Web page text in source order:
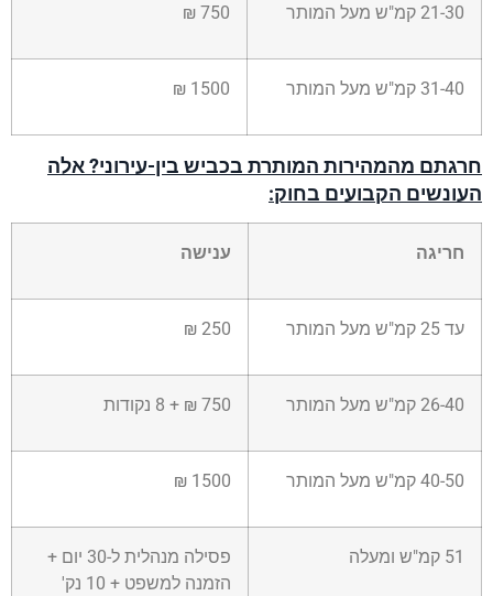
21-30 קמ"ש מעל המותר 750 ₪
31-40 קמ"ש מעל המותר 1500 ₪
חרגתם מהמהירות המותרת בכביש בין-עירוני? אלה
העונשים הקבועים בחוק:
חריגה ענישה
עד 25 קמ"ש מעל המותר 250 ₪
26-40 קמ"ש מעל המותר 750 ₪ + 8 נקודות
40-50 קמ"ש מעל המותר 1500 ₪
51 קמ"ש ומעלה
פסילה מנהלית ל-30 יום +
הזמנה למשפט + 10 נק'